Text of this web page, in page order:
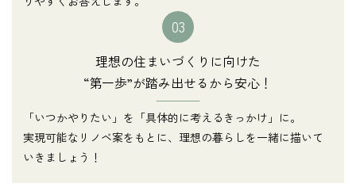
03
理想の住まいづくりに向けた
“第一歩”が踏み出せるから安心！
「いつかやりたい」を「具体的に考えるきっかけ」に。
実現可能なリノベ案をもとに、理想の暮らしを一緒に描いて
いきましょう！